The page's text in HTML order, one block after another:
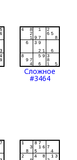
Сложное
#3464